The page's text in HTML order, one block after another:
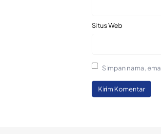
Situs Web
Simpan nama,